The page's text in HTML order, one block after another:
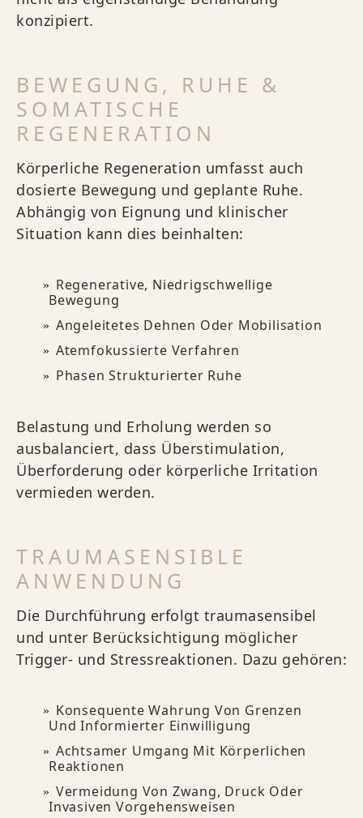
konzipiert.
BEWEGUNG, RUHE &
SOMATISCHE
REGENERATION
Körperliche Regeneration umfasst auch
dosierte Bewegung und geplante Ruhe.
Abhängig von Eignung und klinischer
Situation kann dies beinhalten:
Regenerative, Niedrigschwellige
Bewegung
Angeleitetes Dehnen Oder Mobilisation
Atemfokussierte Verfahren
Phasen Strukturierter Ruhe
Belastung und Erholung werden so
ausbalanciert, dass Überstimulation,
Überforderung oder körperliche Irritation
vermieden werden.
TRAUMASENSIBLE
ANWENDUNG
Die Durchführung erfolgt traumasensibel
und unter Berücksichtigung möglicher
Trigger- und Stressreaktionen. Dazu gehören:
Konsequente Wahrung Von Grenzen
Und Informierter Einwilligung
Achtsamer Umgang Mit Körperlichen
Reaktionen
Vermeidung Von Zwang, Druck Oder
Invasiven Vorgehensweisen